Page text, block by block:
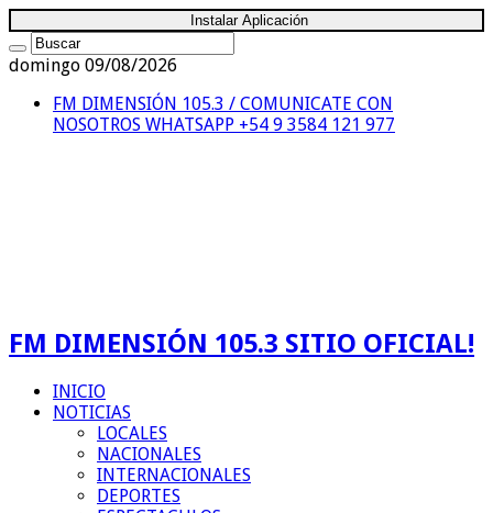
Instalar Aplicación
domingo 09/08/2026
FM DIMENSIÓN 105.3 / COMUNICATE CON
NOSOTROS WHATSAPP +54 9 3584 121 977
FM DIMENSIÓN 105.3 SITIO OFICIAL!
INICIO
NOTICIAS
LOCALES
NACIONALES
INTERNACIONALES
DEPORTES